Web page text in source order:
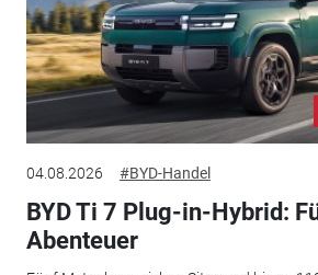
04.08.2026 #BYD-Handel
BYD Ti 7 Plug-in-Hybrid:
Abenteuer